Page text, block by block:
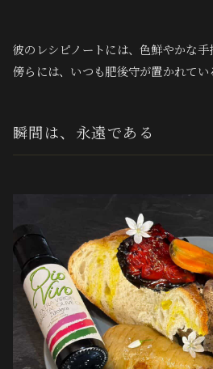
彼のレシピノートには、色鮮やかな
傍らには、いつも肥後守が置かれてい
瞬間は、永遠である